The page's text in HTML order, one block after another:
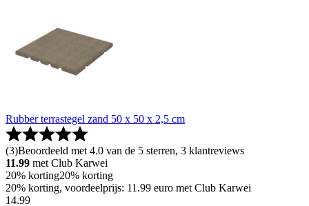
Rubber terrastegel zand 50 x 50 x 2,5 cm
(3)Beoordeeld met 4.0 van de 5 sterren, 3 klantreviews
11.99 met Club Karwei
20% korting20% korting
20% korting, voordeelprijs: 11.99 euro met Club Karwei
14.99